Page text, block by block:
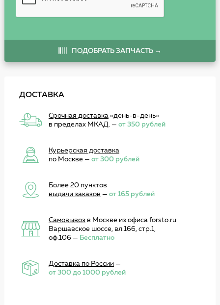
ПОДОБРАТЬ ЗАПЧАСТЬ →
ДОСТАВКА
Срочная доставка«день-в-день»
в пределах МКАД. — от 350 рублей
Курьерская доставка
по Москве — от 300 рублей
Более 20 пунктов
выдачи заказов — от 165 рублей
Самовывоз в Москве из офиса forsto.ru
Варшавское шоссе, вл.166, стр.1,
оф.106 — Бесплатно
Доставка по России—
от 300 до 1000 рублей